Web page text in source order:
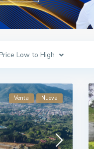
Low to High
Venta Nueva